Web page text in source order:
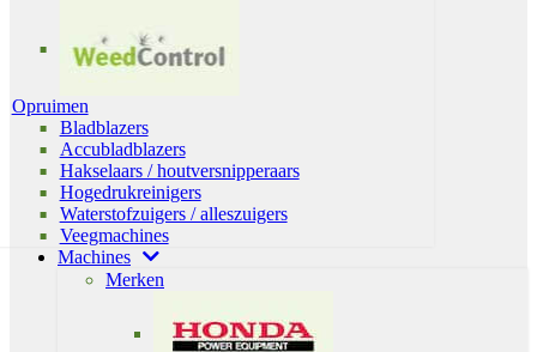
Opruimen
Bladblazers
Accubladblazers
Hakselaars / houtversnipperaars
Hogedrukreinigers
Waterstofzuigers / alleszuigers
Veegmachines
Machines
Merken